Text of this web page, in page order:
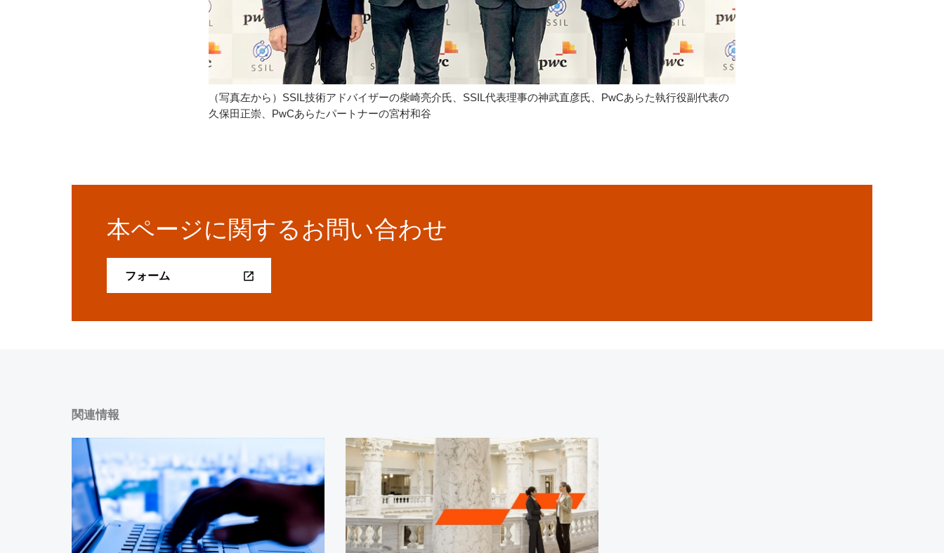
（写真左から）SSIL技術アドバイザーの柴崎亮介氏、SSIL代表理事の神武直彦氏、PwCあらた執行役副代表の
久保田正崇、PwCあらたパートナーの宮村和谷
本ページに関するお問い合わせ
フォーム
関連情報